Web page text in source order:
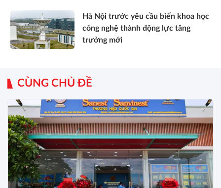
Hà Nội trước yêu cầu biến khoa học
công nghệ thành động lực tăng
trưởng mới
CÙNG CHỦ ĐỀ